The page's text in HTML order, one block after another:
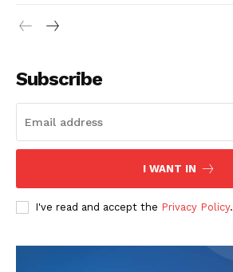
Subscribe
I WANT IN
I've read and accept the Privacy Policy.